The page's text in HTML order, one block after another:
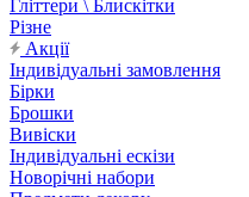
Гліттери \ Блискітки
Різне
Акції
Індивідуальні замовлення
Бірки
Брошки
Вивіски
Індивідуальні ескізи
Новорічні набори